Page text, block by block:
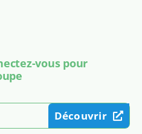
vous pour
Découvrir